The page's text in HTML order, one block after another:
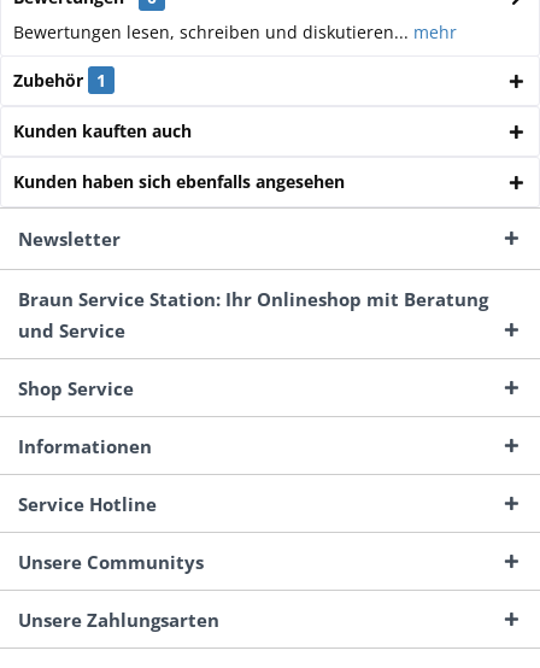
Bewertungen lesen, schreiben und diskutieren... mehr
Zubehör 1
Kunden kauften auch
Kunden haben sich ebenfalls angesehen
Newsletter
Braun Service Station: Ihr Onlineshop mit Beratung
und Service
Shop Service
Informationen
Service Hotline
Unsere Communitys
Unsere Zahlungsarten